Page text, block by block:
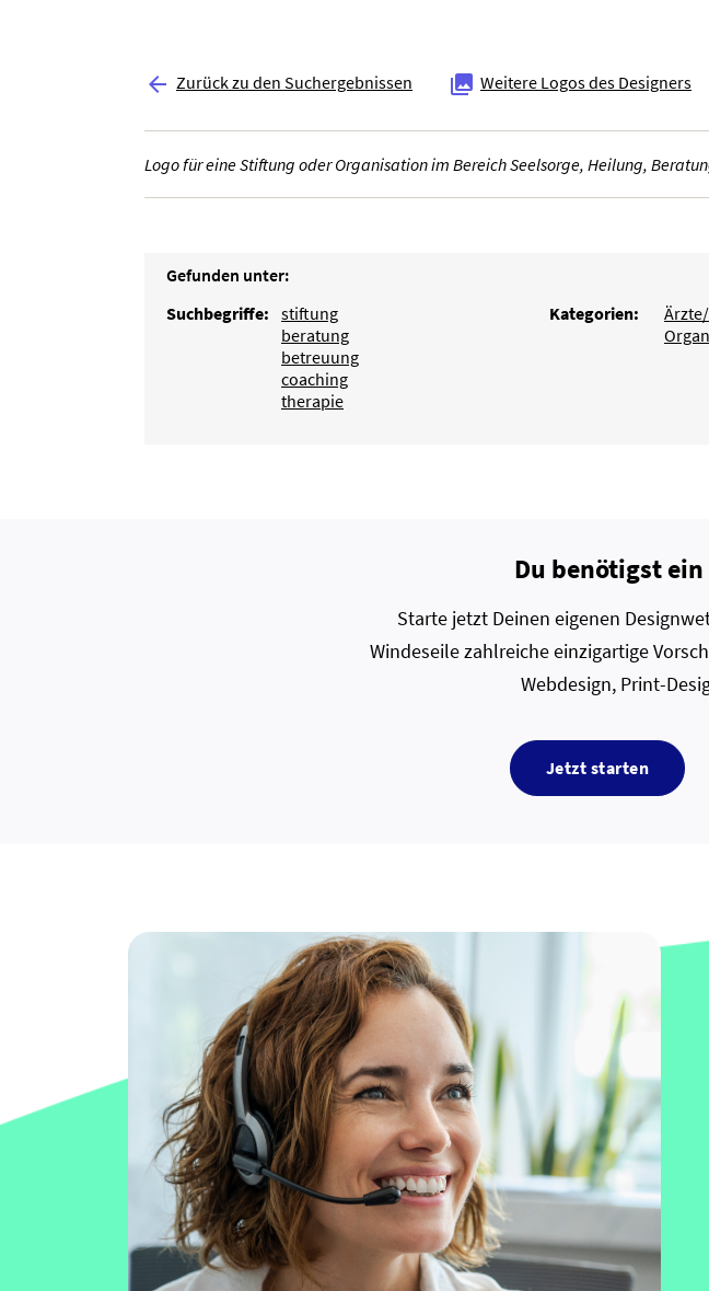
 Zurück zu den Suchergebnissen  Weitere Logos des Designers
Logo für eine Stiftung oder Organisation im Bereich Seelsorge, Heilung,
Gefunden unter:
Suchbegriffe: stiftung
beratung
betreuung
coaching
therapie
Kategorien:
Du benötigst
Starte jetzt Deinen eigenen
Windeseile zahlreiche einzigartige
Webdesign, Print-
Jetzt starten